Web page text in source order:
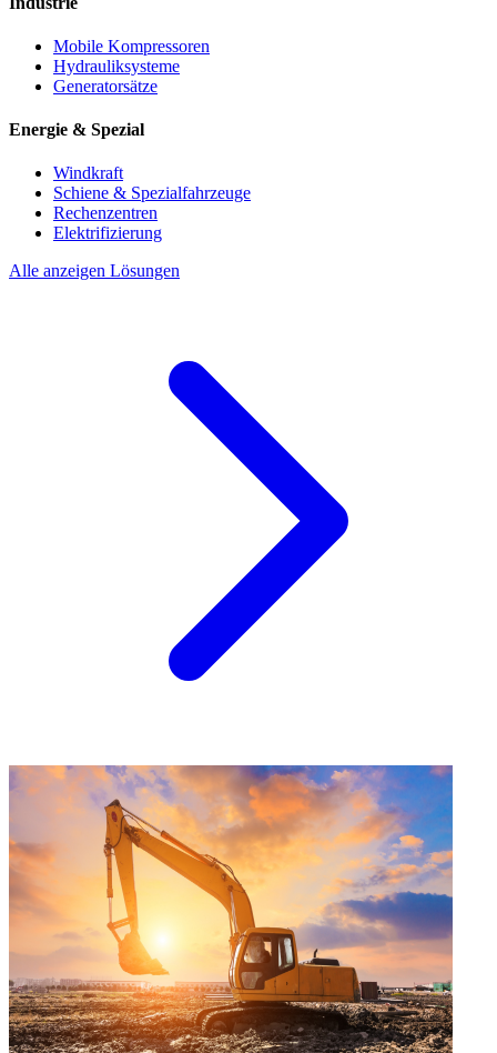
Mobile Kompressoren
Hydrauliksysteme
Generatorsätze
Energie & Spezial
Windkraft
Schiene & Spezialfahrzeuge
Rechenzentren
Elektrifizierung
Alle anzeigen Lösungen